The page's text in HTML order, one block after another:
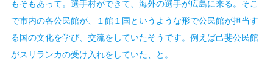
もそもあって。選手村ができて、海外の選手が広島に来る。そこ
で市内の各公民館が、１館１国というような形で公民館が担当す
る国の文化を学び、交流をしていたそうです。例えば己斐公民館
がスリランカの受け入れをしていた、と。